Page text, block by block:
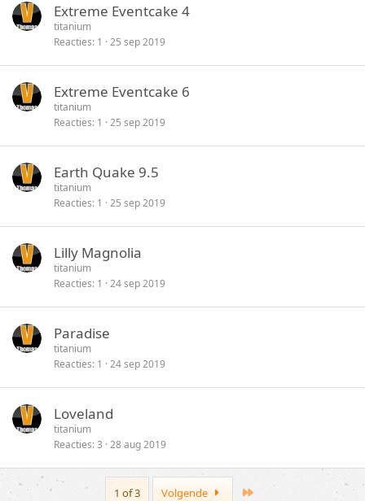
Extreme Eventcake 4
titanium
Reacties 1 25 sep 2019
Extreme Eventcake 6
titanium
Reacties 1 25 sep 2019
Earth Quake 9.5
titanium
Reacties 1 25 sep 2019
Lilly Magnolia
titanium
Reacties 1 24 sep 2019
Paradise
titanium
Reacties 1 24 sep 2019
Loveland
titanium
Reacties 3 28 aug 2019
1 of 3 Volgende